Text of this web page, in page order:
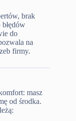
brak
do
na
firmy.
masz
od środka.